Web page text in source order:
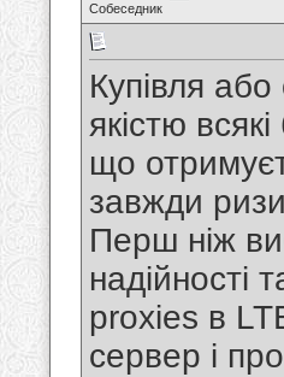
Собеседник
Купівля
якістю
що
завжди
Перш ніж
надійності
proxies в
сервер і